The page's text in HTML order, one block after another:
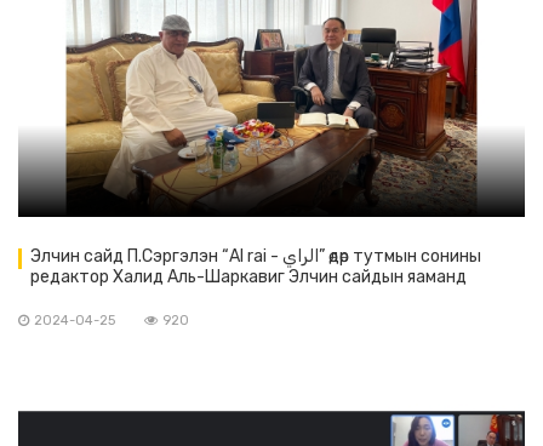
Элчин сайд П.Сэргэлэн “Al rai - الراي” өдөр тутмын сонины
редактор Халид Аль-Шаркавиг Элчин сайдын яаманд
2024-04-25 920